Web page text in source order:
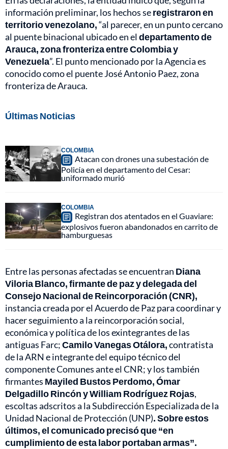
información preliminar, los hechos seregistraron en
territorio venezolano,“al parecer, en un punto cercano
al puente binacional ubicado en eldepartamento de
Arauca, zona fronteriza entre Colombia y
Venezuela”. El punto mencionado por la Agencia es
conocido como el puente José Antonio Paez, zona
fronteriza de Arauca.
Últimas Noticias
COLOMBIA
Atacan con drones una subestación de
Policía en el departamento del Cesar:
uniformado murió
COLOMBIA
Registran dos atentados en el Guaviare:
explosivos fueron abandonados en carrito de
hamburguesas
Entre las personas afectadas se encuentran Diana
Viloria Blanco, firmante de paz y delegada del
Consejo Nacional de Reincorporación (CNR),
instancia creada por el Acuerdo de Paz para coordinar y
hacer seguimiento a la reincorporación social,
económica y política de los exintegrantes de las
antiguas Farc;Camilo Vanegas Otálora,contratista
de la ARN e integrante del equipo técnico del
componente Comunes ante el CNR; y los también
firmantes Mayiled Bustos Perdomo, Ómar
Delgadillo Rincón y William Rodríguez Rojas,
escoltas adscritos a la Subdirección Especializada de la
Unidad Nacional de Protección (UNP). Sobre estos
últimos, el comunicado precisó que “en
cumplimiento de esta labor portaban armas”.